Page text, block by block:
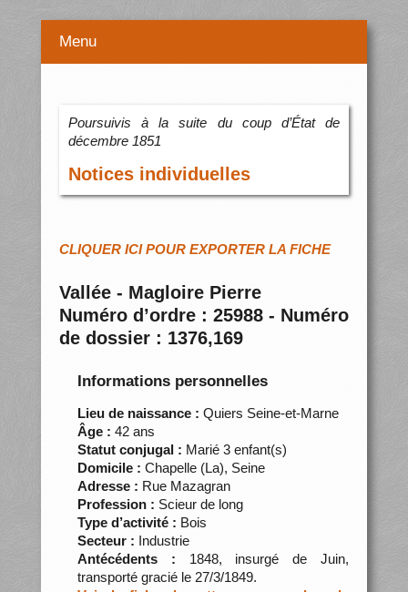
Menu
Poursuivis à la suite du coup d’État de
décembre 1851
Notices individuelles
CLIQUER ICI POUR EXPORTER LA FICHE
Vallée - Magloire Pierre
Numéro d’ordre : 25988 - Numéro
de dossier : 1376,169
Informations personnelles
Lieu de naissance : Quiers Seine-et-Marne
Âge : 42 ans
Statut conjugal : Marié 3 enfant(s)
Domicile : Chapelle (La), Seine
Adresse : Rue Mazagran
Profession : Scieur de long
Type d’activité : Bois
Secteur : Industrie
Antécédents : 1848, insurgé de Juin,
transporté gracié le 27/3/1849.